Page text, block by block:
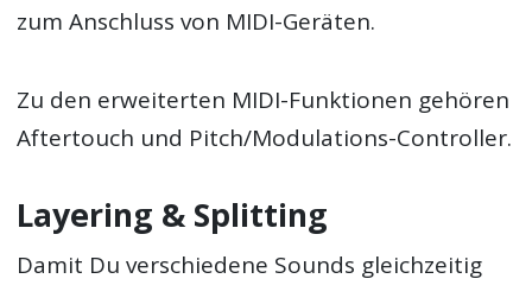
zum Anschluss von MIDI-Geräten.
Zu den erweiterten MIDI-Funktionen gehören
Aftertouch und Pitch/Modulations-Controller.
Layering & Splitting
Damit Du verschiedene Sounds gleichzeitig